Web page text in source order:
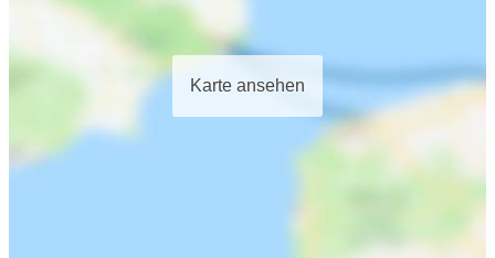
Karte ansehen